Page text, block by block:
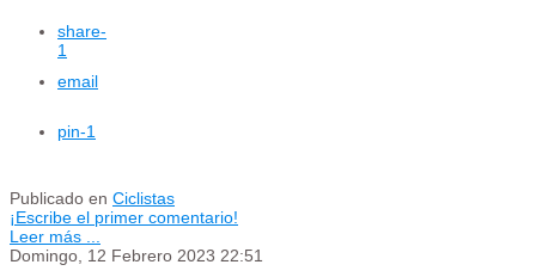
share-
1
email
pin-1
Publicado en Ciclistas
¡Escribe el primer comentario!
Leer más ...
Domingo, 12 Febrero 2023 22:51